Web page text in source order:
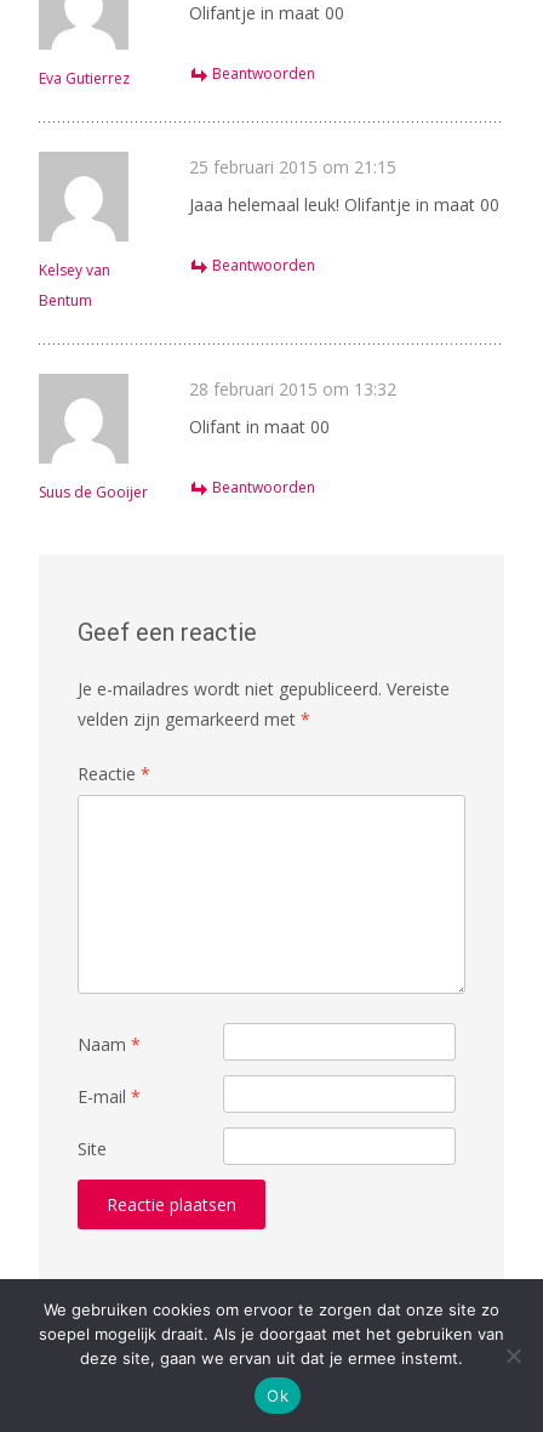
Eva Gutierrez
Olifantje in maat 00
Beantwoorden
Kelsey van
Bentum
25 februari 2015 om 21:15
Jaaa helemaal leuk! Olifantje in maat 00
Beantwoorden
Suus de Gooijer
28 februari 2015 om 13:32
Olifant in maat 00
Beantwoorden
Geef een reactie
Je e-mailadres wordt niet gepubliceerd. Vereiste
velden zijn gemarkeerd met *
Reactie *
Naam *
E-mail *
Site
Deze site gebruikt Akismet om spam te verminderen.
Bekijk hoe je reactie gegevens worden verwerkt.
We gebruiken cookies om ervoor te zorgen dat onze site zo
soepel mogelijk draait. Als je doorgaat met het gebruiken van
deze site, gaan we ervan uit dat je ermee instemt.
Ok